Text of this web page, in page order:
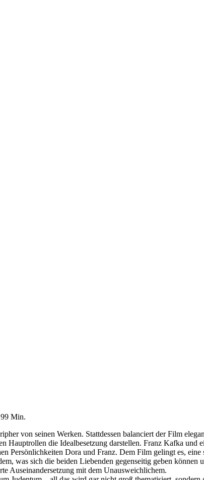
Min.
von seinen Werken. Stattdessen balanciert der Film
Hauptrollen die Idealbesetzung darstellen. Franz Kafka und
Persönlichkeiten Dora und Franz. Dem Film gelingt es,
was sich die beiden Liebenden gegenseitig geben können
Auseinandersetzung mit dem Unausweichlichem.